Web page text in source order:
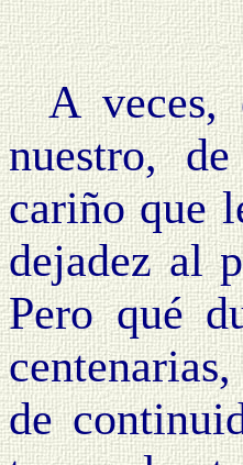
A veces,
nuestro,
cariño que
dejadez al
Pero qué
de